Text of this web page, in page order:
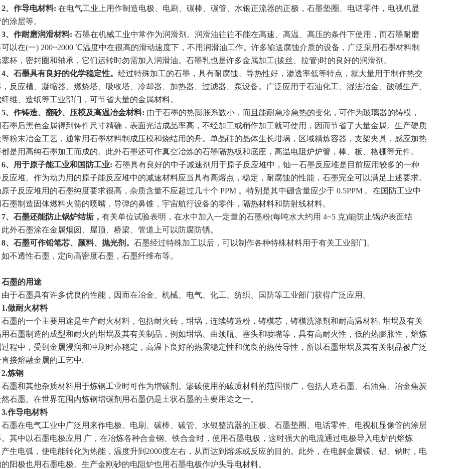
2、作导电材料: 在电气工业上用作制造电极、电刷、碳棒、碳管、水银正流器的正极，石墨垫圈、电话零件，电视机显
涂层等。
3、作耐磨润滑材料: 石墨在机械工业中常作为润滑剂。润滑油往往不能在高速、高温、高压的条件下使用，而石墨耐磨
以在(一) 200~2000 ℃温度中在很高的滑动速度下，不用润滑油工作。许多输送腐蚀介质的设备，广泛采用石墨材料制
塞杯，密封圈和轴承，它们运转时勿需加入润滑油。石墨乳也是许多金属加工(拔丝、拉管)时的良好的润滑剂。
4、石墨具有良好的化学稳定性。 经过特殊加工的石墨，具有耐腐蚀、导热性好，渗透率低等特点，就大量用于制作热交
反应槽、凝缩器、燃烧塔、吸收塔、冷却器、加热器、过滤器、泵设备。广泛应用于石油化工、湿法冶金、酸碱生产、
维、造纸等工业部门，可节省大量的金属材料。
5、作铸造、翻砂、压模及高温冶金材料: 由于石墨的热膨胀系数小，而且能耐急冷急热的变化，可作为玻璃器的铸模，
墨后黑色金属得到铸件尺寸精确，表面光洁成品率高，不经加工或稍作加工就可使用，因而节省了大量金属。生产硬质
粉末冶金工艺，通常用石墨材料制成压模和烧结用的舟。单晶硅的晶体生长坩埚，区域精炼容器，支架夹具，感应加热
是用高纯石墨加工而成的。此外石墨还可作真空冶炼的石墨隔热板和底座，高温电阻炉炉管，棒、板、格棚等元件。
6、用于原子能工业和国防工业: 石墨具有良好的中子减速剂用于原子反应堆中，铀一石墨反应堆是目前应用较多的一种
反应堆。作为动力用的原子能反应堆中的减速材料应当具有高熔点，稳定，耐腐蚀的性能，石墨完全可以满足上述要求。
子反应堆用的石墨纯度要求很高，杂质含量不应超过几十个 PPM 。特别是其中硼含量应少于 0.5PPM 。在国防工业中
墨制造固体燃料火箭的喷嘴，导弹的鼻锥，宇宙航行设备的零件，隔热材料和防射线材料。
7、石墨还能防止锅炉结垢， 有关单位试验表明，在水中加入一定量的石墨粉(每吨水大约用 4~5 克)能防止锅炉表面结
外石墨涂在金属烟囱、屋顶、桥梁、管道上可以防腐防锈。
8、石墨可作铅笔芯、颜料、抛光剂。 石墨经过特殊加工以后，可以制作各种特殊材料用于有关工业部门。
透性石墨，定向高密度石墨，石墨纤维布等。
石墨的用途
石墨具有许多优良的性能，因而在冶金、机械、电气、化工、纺织、国防等工业部门获得广泛应用。
耐火材料
的一个主要用途是生产耐火材料，包括耐火砖，坩埚，连续铸造粉，铸模芯，铸模洗涤剂和耐高温材料. 坩埚及有关
石墨制造的成型和耐火的坩埚及其有关制品，例如坩埚、曲颈瓶、塞头和喷嘴等，具有高耐火性，低的热膨胀性，熔炼
程中，受到金属浸润和冲刷时亦稳定，高温下良好的热震稳定性和优良的热传导性，所以石墨坩埚及其有关制品被广泛
直接熔融金属的工艺中.
钢
和其他杂质材料用于炼钢工业时可作为增碳剂。渗碳使用的碳质材料的范围很广，包括人造石墨、石油焦、冶金焦炭
石墨。在世界范围内炼钢增碳剂用石墨仍是土状石墨的主要用途之一。
导电材料
在电气工业中广泛用来作电极、电刷、碳棒、碳管、水银整流器的正极、石墨垫圈、电话零件、电视机显像管的涂层
其中以石墨电极应用 广，在冶炼各种合金钢、铁合金时，使用石墨电极，这时强大的电流通过电极导入电炉的熔炼
产生电弧，使电能转化为热能，温度升到2000度左右，从而达到熔炼或反应的目的。此外，在电解金属镁、铝、钠时，电
阳极也用石墨电极。生产金刚砂的电阻炉也用石墨电极作炉头导电材料。